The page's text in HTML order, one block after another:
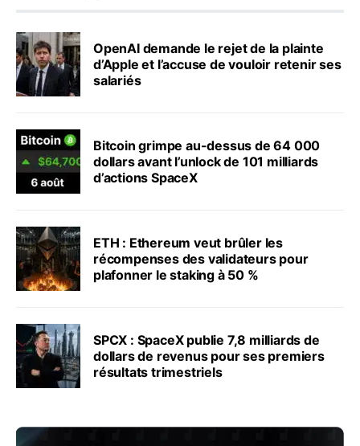
OpenAI demande le rejet de la plainte
d’Apple et l’accuse de vouloir retenir ses
salariés
Bitcoin grimpe au-dessus de 64 000
dollars avant l’unlock de 101 milliards
d’actions SpaceX
ETH : Ethereum veut brûler les
récompenses des validateurs pour
plafonner le staking à 50 %
SPCX : SpaceX publie 7,8 milliards de
dollars de revenus pour ses premiers
résultats trimestriels